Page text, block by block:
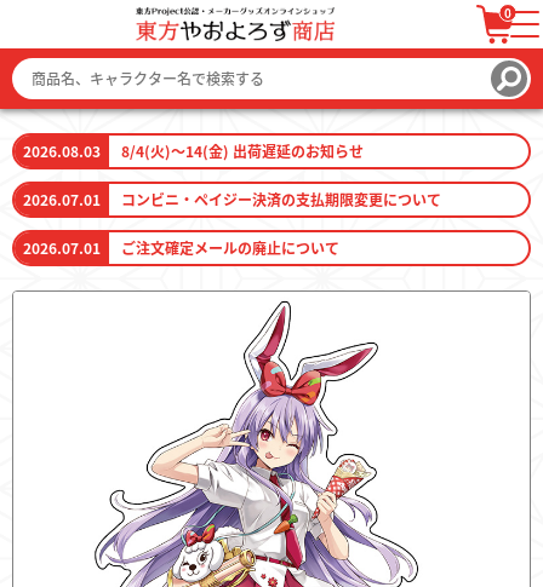
0
ログイン / 会員登録 カートを見る
ファッション
トレーディングカード
2026.08.03 8/4(火)～14(金) 出荷遅延のお知らせ
2026.07.01 コンビニ・ペイジー決済の支払期限変更について
2026.07.01 ご注文確定メールの廃止について